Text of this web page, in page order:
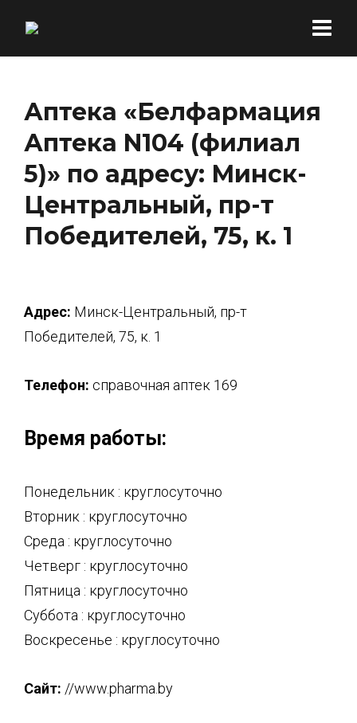
Аптека «Белфармация
Аптека N104 (филиал
5)» по адресу: Минск-
Центральный, пр-т
Победителей, 75, к. 1
Адрес: Минск-Центральный, пр-т
Победителей, 75, к. 1
Телефон: справочная аптек 169
Время работы:
Понедельник : круглосуточно
Вторник : круглосуточно
Среда : круглосуточно
Четверг : круглосуточно
Пятница : круглосуточно
Суббота : круглосуточно
Воскресенье : круглосуточно
Сайт: //www.pharma.by